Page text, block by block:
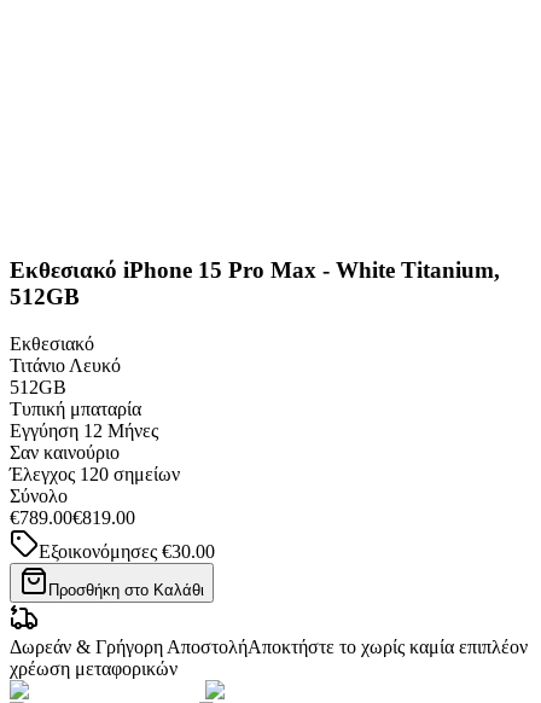
Εκθεσιακό iPhone 15 Pro Max - White Titanium,
512GB
Εκθεσιακό
Τιτάνιο Λευκό
512GB
Τυπική μπαταρία
Εγγύηση 12 Μήνες
Σαν καινούριο
Έλεγχος 120 σημείων
Σύνολο
€789.00€819.00
Εξοικονόμησες €30.00
Προσθήκη στο Καλάθι
Δωρεάν & Γρήγορη ΑποστολήΑποκτήστε το χωρίς καμία επιπλέον
χρέωση μεταφορικών